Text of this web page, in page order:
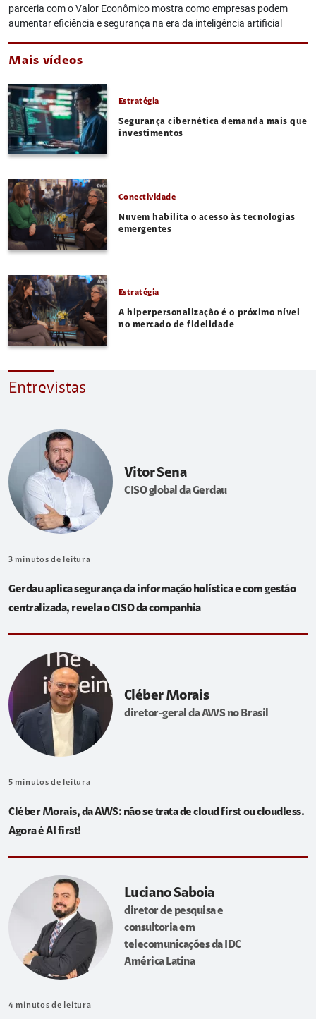
parceria com o Valor Econômico mostra como empresas podem
aumentar eficiência e segurança na era da inteligência artificial
Mais vídeos
Estratégia
Segurança cibernética demanda mais que
investimentos
Conectividade
Nuvem habilita o acesso às tecnologias
emergentes
Estratégia
A hiperpersonalização é o próximo nível
no mercado de fidelidade
Entrevistas
Vitor Sena
CISO global da Gerdau
3 minutos de leitura
Gerdau aplica segurança da informação holística e com gestão
centralizada, revela o CISO da companhia
Cléber Morais
diretor-geral da AWS no Brasil
5 minutos de leitura
Cléber Morais, da AWS: não se trata de cloud first ou cloudless.
Agora é AI first!
Luciano Saboia
diretor de pesquisa e
consultoria em
telecomunicações da IDC
América Latina
4 minutos de leitura